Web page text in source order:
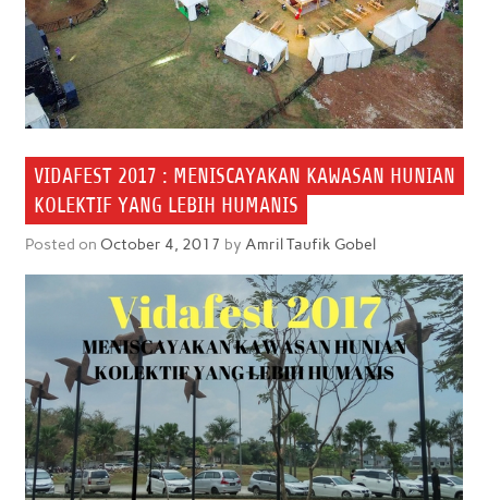
VIDAFEST 2017 : MENISCAYAKAN KAWASAN HUNIAN
KOLEKTIF YANG LEBIH HUMANIS
Posted on October 4, 2017 by Amril Taufik Gobel